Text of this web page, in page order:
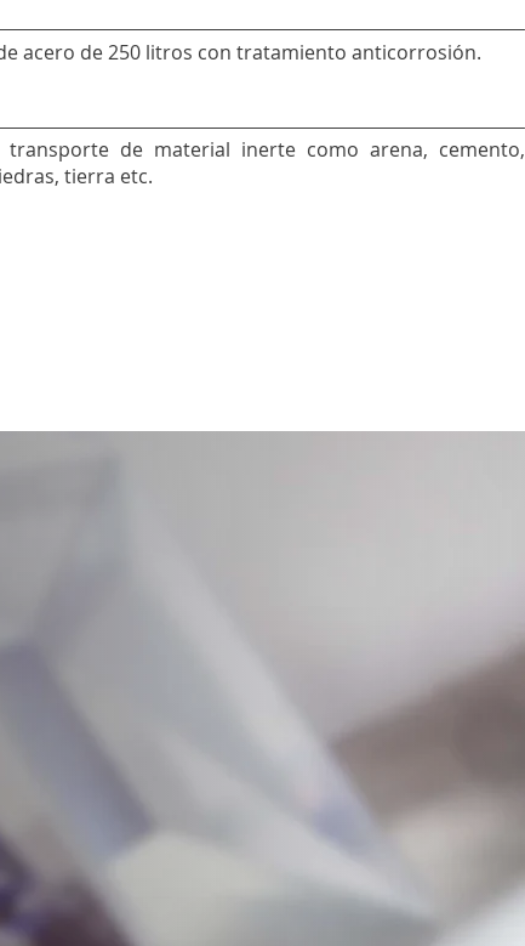
acero de 250 litros con tratamiento anticorrosión.
transporte de material inerte como arena, cemento,
tierra etc.